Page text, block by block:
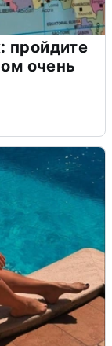
пройдите
очень